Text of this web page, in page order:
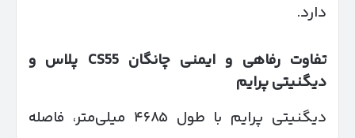
دارد.
تفاوت رفاهی و ایمنی چانگان CS55
پلاس و
دیگنیتی پرایم
دیگنیتی پرایم با طول ۴۶۸۵ میلی‌متر، فاصله